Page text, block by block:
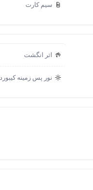
سیم کارت
اثر انگشت
نور پس زمینه کیبورد